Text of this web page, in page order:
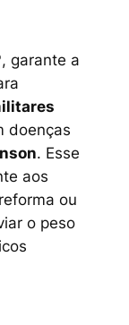
garante a
doenças
. Esse
aos
ou
o peso